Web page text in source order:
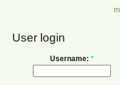
User login
Username: *